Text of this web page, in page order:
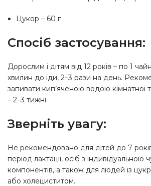
Цукор – 60 г
Спосіб застосування:
Дорослим і дітям від 12 років – по 1
хвилин до їди, 2–3 рази на день.
запивати кип’яченою водою кімнатної
– 2–3 тижні.
Зверніть увагу:
Не рекомендовано для дітей до 7
період лактації, осіб з індивідуальною
компонентів, а також для людей із
або холециститом.